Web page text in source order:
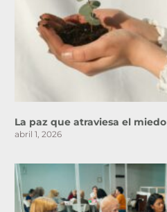
La paz que atraviesa el miedo
abril 1, 2026